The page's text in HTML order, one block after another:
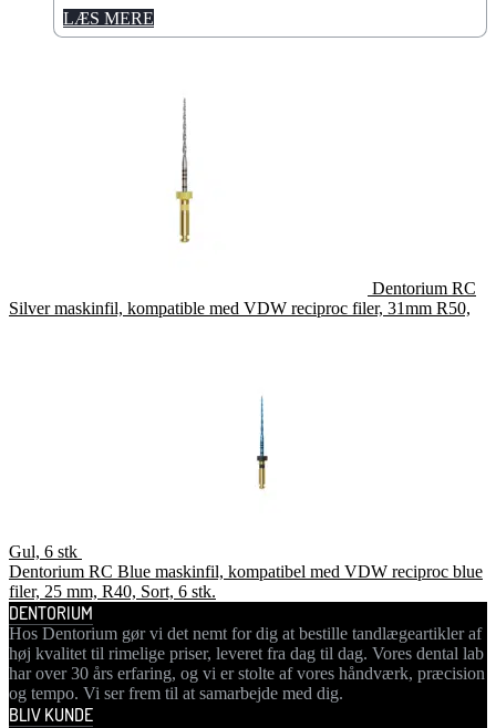
LÆS MERE
Dentorium RC
Silver maskinfil, kompatible med VDW reciproc filer, 31mm R50,
Gul, 6 stk
Dentorium RC Blue maskinfil, kompatibel med VDW reciproc blue
filer, 25 mm, R40, Sort, 6 stk.
DENTORIUM
Hos Dentorium gør vi det nemt for dig at bestille tandlægeartikler af
høj kvalitet til rimelige priser, leveret fra dag til dag. Vores dental lab
har over 30 års erfaring, og vi er stolte af vores håndværk, præcision
og tempo. Vi ser frem til at samarbejde med dig.
BLIV KUNDE